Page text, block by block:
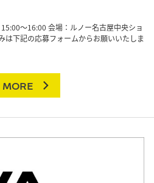
～16:00 会場：ルノー名古屋中央ショ
は下記の応募フォームからお願いいたしま
MORE